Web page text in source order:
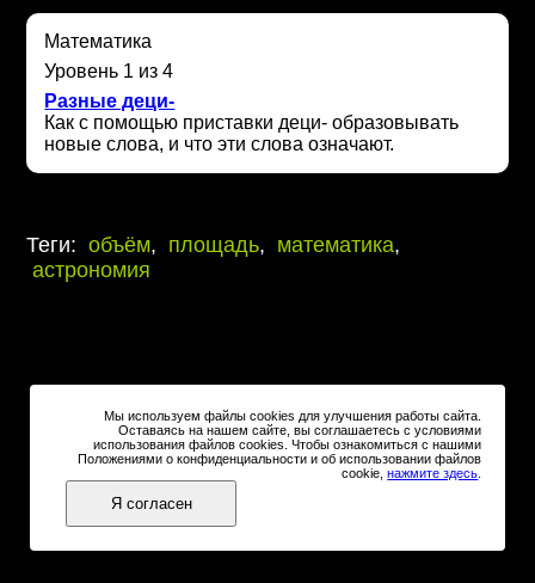
Математика
Уровень 1 из 4
Разные деци-
Как с помощью приставки деци- образовывать
новые слова, и что эти слова означают.
Теги:объём, площадь, математика,
астрономия
Мы используем файлы cookies для улучшения работы сайта.
Оставаясь на нашем сайте, вы соглашаетесь с условиями
использования файлов cookies. Чтобы ознакомиться с нашими
Положениями о конфиденциальности и об использовании файлов
cookie,нажмите здесь
Я согласен